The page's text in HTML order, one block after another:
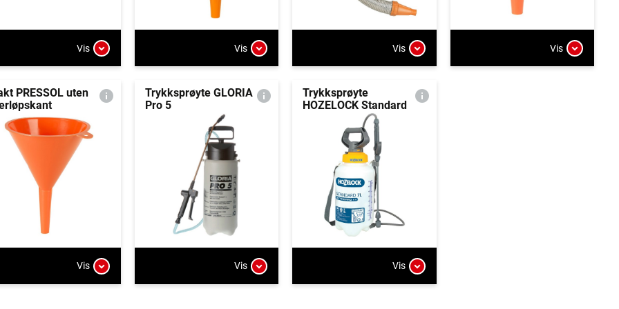
Vis Vis Vis Vis
PRESSOL uten
Vis
Trykksprøyte GLORIA
Pro 5
Vis
Trykksprøyte
HOZELOCK Standard
Vis